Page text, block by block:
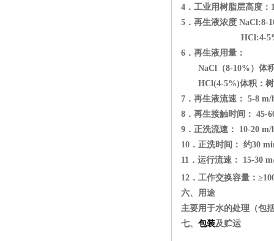
4．工业用树脂层高度：
5．再生液浓度 NaCl:8-
HCl:4-
6．再生液用量：
NaCl （8-10% ）体
HCl(4-5%)体积：
7．再生液流速： 5-8 m/
8．再生接触时间： 45-
9．正洗流速：
10-20 m/
10．正洗时间： 约30
11．运行流速：
15-30 m
12．工作交换容量：
六、用途
主要用于水的处理（包
七、 包装及贮运